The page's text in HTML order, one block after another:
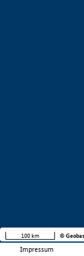
Impressum
100 km ©